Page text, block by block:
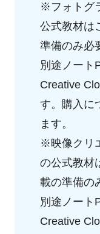
※フォトグ
公式教材は
準備のみ必
別途ノート
Creative
す。購入に
ます。
※映像クリ
の公式教
載の準備の
別途ノート
Creative